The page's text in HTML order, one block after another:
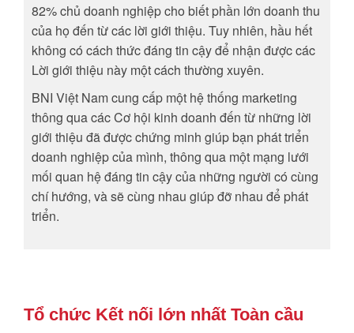
82% chủ doanh nghiệp cho biết phần lớn doanh thu
của họ đến từ các lời giới thiệu. Tuy nhiên, hầu hết
không có cách thức đáng tin cậy để nhận được các
Lời giới thiệu này một cách thường xuyên.
BNI Việt Nam cung cấp một hệ thống marketing
thông qua các Cơ hội kinh doanh đến từ những lời
giới thiệu đã được chứng minh giúp bạn phát triển
doanh nghiệp của mình, thông qua một mạng lưới
mối quan hệ đáng tin cậy của những người có cùng
chí hướng, và sẽ cùng nhau giúp đỡ nhau để phát
triển.
Tổ chức Kết nối lớn nhất Toàn cầu